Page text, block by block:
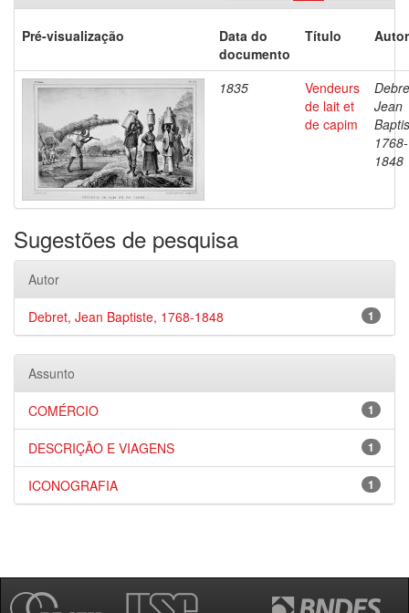
Pré-visualização
Data do
documento
Título
1835
Vendeurs
de lait et
de capim
Jean
1768-
1848
Sugestões de pesquisa
Autor
1
Debret, Jean Baptiste, 1768-1848
Assunto
1
COMÉRCIO
1
DESCRIÇÃO E VIAGENS
1
ICONOGRAFIA